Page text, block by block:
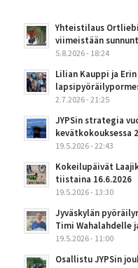
Yhteistilaus
viimeistään
5.8.2026 - 18:24
Lilian Kauppi ja
2.7.2026 - 21:25
JYPSin strategia
kevätkokouksessa
19.5.2026 - 22:43
Kokeilupäivät
tiistaina 16.6.2026
19.5.2026 - 13:30
Jyväskylän
Timi Wahalahdelle
19.5.2026 - 11:00
Osallistu JYPSin